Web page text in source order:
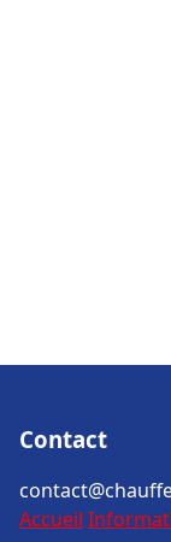
Contact
Accueil